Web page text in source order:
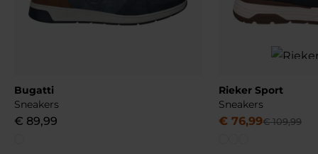
Bugatti
Sneakers
€ 89,99
Rieker Sport
Sneakers
€ 76,99€ 109,99